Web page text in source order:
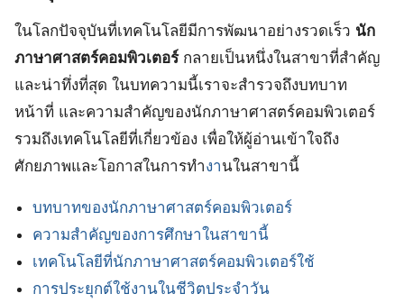
ในโลกปัจจุบันที่เทคโนโลยีมีการพัฒนาอย่างรวดเร็ว นัก
ภาษาศาสตร์คอมพิวเตอร์กลายเป็นหนึ่งในสาขาที่สำคัญ
และน่าทึ่งที่สุด ในบทความนี้เราจะสำรวจถึงบทบาท
หน้าที่ และความสำคัญของนักภาษาศาสตร์คอมพิวเตอร์
รวมถึงเทคโนโลยีที่เกี่ยวข้อง เพื่อให้ผู้อ่านเข้าใจถึง
ศักยภาพและโอกาสในการทำงานในสาขานี้
บทบาทของนักภาษาศาสตร์คอมพิวเตอร์
ความสำคัญของการศึกษาในสาขานี้
เทคโนโลยีที่นักภาษาศาสตร์คอมพิวเตอร์ใช้
การประยุกต์ใช้งานในชีวิตประจำวัน